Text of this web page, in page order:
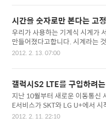
드 스마트폰의 트랜드를 잘 반영
된 외형이 눈에 딱 들어옵니다. 첫
적인 기본 디자인을 가지고 있다
다. 옵티머스 Q2 아래에 빼곡하
된 디스플레이 기술이 적용된
S 패널을 탑재하여 1280x720의
한 영상과 자연색에 가까운 색재
점은 옵티머스LTE 최고의 장점
여기에 800만화소의 BSI(이면조
하여 왠만한 전용카메라 부럽지
폰입니다. LG전자의 LTE 스마트
스 LTE 마침 와이프 휴무일에 맞
인사동 그리고 청계천으로 이어지
를 즐..
시간을 숫자로만 본다는 고
SAI 도쿄플래시 옵티컬일루
우리가 사용하는 기계식 시계가
만들어졌다고합니다. 시계라는 것
지 벌써 1200년이 흐른 지금은 정
플립시계,손목시계등 다양한 시
있지만 시계가 처음 만들어지고
역사속에서도 변하지 않는 것이
로 시간을 확인하는 방법입니다.
자를 이용하여 시간을 확인할 수
않은 진리이고 그 누구도 부정하
2012. 2. 13. 07:00
갤럭시S2 LTE를 구입하려
달간의 사용기
지난 10월부터 새로운 이동통신
E서비스가 SKT와 LG U+에서
직 LTE서비스가 초기이고 LTE를
2012. 2. 11. 22:10